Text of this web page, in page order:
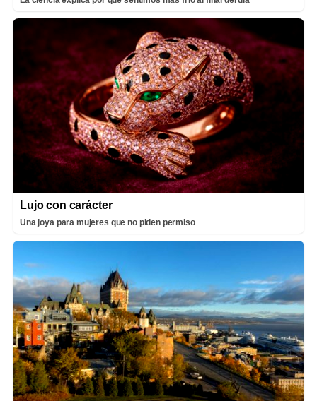
Lujo con carácter
Una joya para mujeres que no piden permiso